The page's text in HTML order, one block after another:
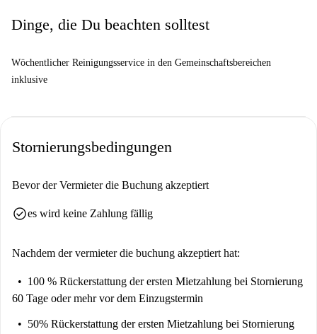
angenehm.
Dinge, die Du beachten solltest
Wöchentlicher Reinigungsservice in den Gemeinschaftsbereichen
inklusive
Stornierungsbedingungen
Bevor der Vermieter die Buchung akzeptiert
check_circlees wird keine Zahlung fällig
Nachdem der vermieter die buchung akzeptiert hat:
100 % Rückerstattung der ersten Mietzahlung bei Stornierung
60 Tage oder mehr vor dem Einzugstermin
50% Rückerstattung der ersten Mietzahlung bei Stornierung